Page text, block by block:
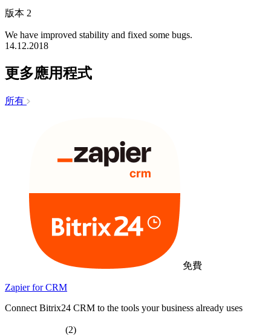
版本 2
We have improved stability and fixed some bugs.
14.12.2018
更多應用程式
所有
免費
Zapier for CRM
Connect Bitrix24 CRM to the tools your business already uses
(2)